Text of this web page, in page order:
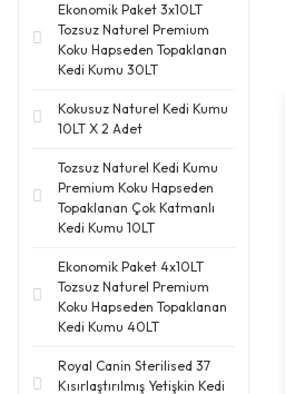
Ekonomik Paket 3x10LT
Tozsuz Naturel Premium
Koku Hapseden Topaklanan
Kedi Kumu 30LT
Kokusuz Naturel Kedi Kumu
10LT X 2 Adet
Tozsuz Naturel Kedi Kumu
Premium Koku Hapseden
Topaklanan Çok Katmanlı
Kedi Kumu 10LT
Ekonomik Paket 4x10LT
Tozsuz Naturel Premium
Koku Hapseden Topaklanan
Kedi Kumu 40LT
Royal Canin Sterilised 37
Kısırlaştırılmış Yetişkin Kedi